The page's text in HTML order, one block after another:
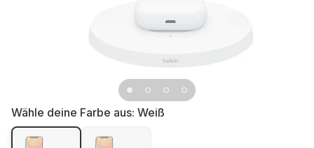
Wähle deine Farbe aus: Weiß